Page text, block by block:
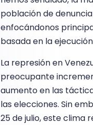
población de
enfocándonos
basada en la
La represión en
preocupante
aumento en las
las elecciones. Sin
25 de julio, este clima